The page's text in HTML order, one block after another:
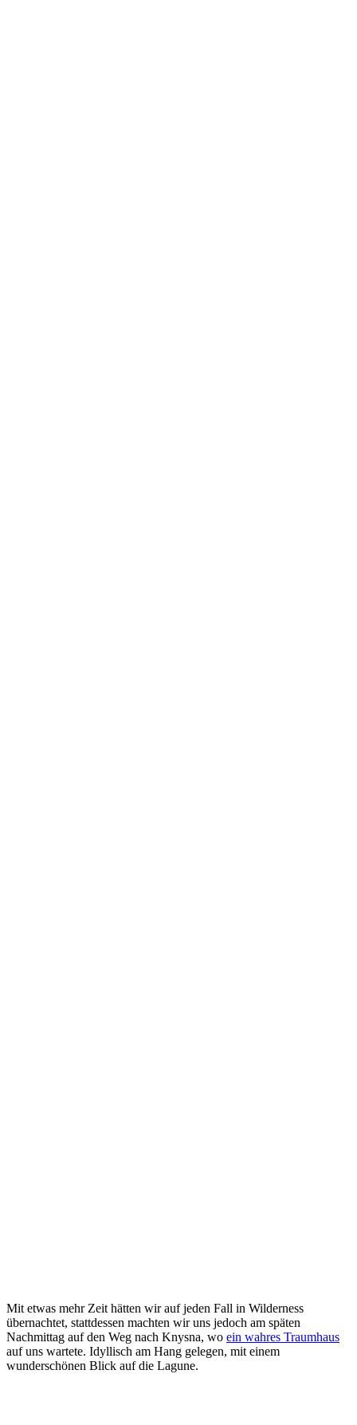
Mit etwas mehr Zeit hätten wir auf jeden Fall in Wilderness
übernachtet, stattdessen machten wir uns jedoch am späten
Nachmittag auf den Weg nach Knysna, wo ein wahres Traumhaus
auf uns wartete. Idyllisch am Hang gelegen, mit einem
wunderschönen Blick auf die Lagune.